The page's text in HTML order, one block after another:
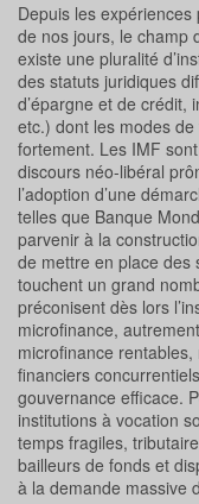
Depuis les expériences
de nos jours, le champ
existe une pluralité
des statuts juridiques
d’épargne et de crédit,
etc.) dont les modes
fortement. Les IMF
discours néo-libéral
l’adoption d’une
telles que Banque
parvenir à la
de mettre en place des
touchent un grand
préconisent dès lors
microfinance,
microfinance
financiers
gouvernance efficace.
institutions à vocation
temps fragiles,
bailleurs de fonds et
à la demande massive